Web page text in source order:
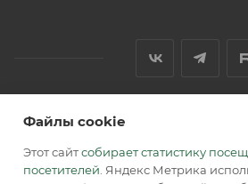
2026 © Обращаем Ваше
информация, размещенная на
информационный характер и не
Файлы cookie
Этот сайтсобирает статистику
посетителей . Яндекс Метрика